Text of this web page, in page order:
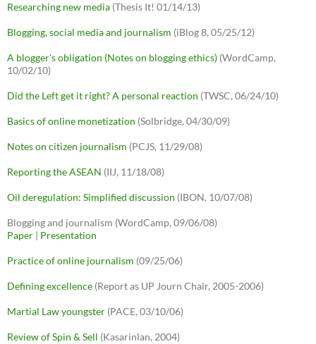
Researching new media (Thesis It! 01/14/13)
Blogging, social media and journalism (iBlog 8, 05/25/12)
A blogger's obligation (Notes on blogging ethics) (WordCamp,
10/02/10)
Did the Left get it right? A personal reaction (TWSC, 06/24/10)
Basics of online monetization (Solbridge, 04/30/09)
Notes on citizen journalism (PCJS, 11/29/08)
Reporting the ASEAN (IIJ, 11/18/08)
Oil deregulation: Simplified discussion (IBON, 10/07/08)
Blogging and journalism (WordCamp, 09/06/08)
Paper | Presentation
Practice of online journalism (09/25/06)
Defining excellence (Report as UP Journ Chair, 2005-2006)
Martial Law youngster (PACE, 03/10/06)
Review of Spin & Sell (Kasarinlan, 2004)